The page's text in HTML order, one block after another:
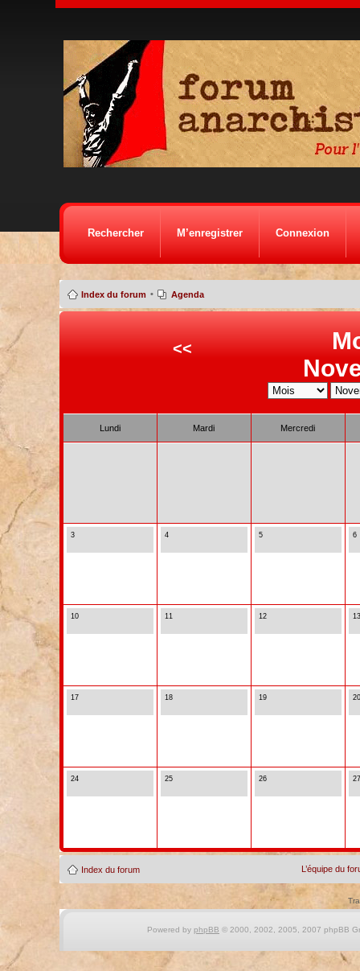
Rechercher M’enregistrer Connexion
Index du forum • Agenda
<<
Lundi Mardi Mercredi
3 4 5 6
10 11 12 13
17 18 19 20
24 25 26 27
Index du forum L’équipe du
Powered by phpBB © 2000, 2002, 2005, 2007 phpBB